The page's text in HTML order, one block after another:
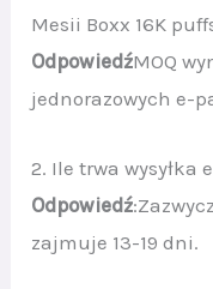
Mesii Boxx 16K
OdpowiedźMOQ
jednorazowych e-
2. Ile trwa wysyłka
Odpowiedź
zajmuje 13-19 dni.